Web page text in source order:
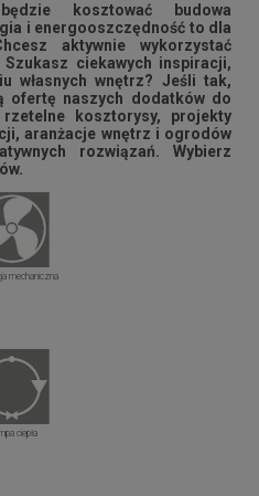
kosztować budowa
i energooszczędność to dla
aktywnie wykorzystać
ciekawych inspiracji,
własnych wnętrz? Jeśli tak,
ofertę naszych dodatków do
kosztorysy, projekty
aranżacje wnętrz i ogrodów
rozwiązań. Wybierz
mechaniczna
ciepła